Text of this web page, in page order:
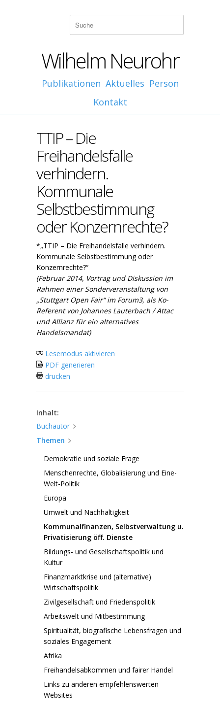
Wilhelm Neurohr
Publikationen Aktuelles Person
Kontakt
TTIP – Die
Freihandelsfalle
verhindern.
Kommunale
Selbstbestimmung
oder Konzernrechte?
*„TTIP – Die Freihandelsfalle verhindern.
Kommunale Selbstbestimmung oder
Konzernrechte?“
(Februar 2014, Vortrag und Diskussion im
Rahmen einer Sonderveranstaltung von
„Stuttgart Open Fair“ im Forum3, als Ko-
Referent von Johannes Lauterbach / Attac
und Allianz für ein alternatives
Handelsmandat)
Lesemodus aktivieren
PDF generieren
drucken
Inhalt:
Buchautor
Themen
Demokratie und soziale Frage
Menschenrechte, Globalisierung und Eine-
Welt-Politik
Europa
Umwelt und Nachhaltigkeit
Kommunalfinanzen, Selbstverwaltung u.
Privatisierung öff. Dienste
Bildungs- und Gesellschaftspolitik und
Kultur
Finanzmarktkrise und (alternative)
Wirtschaftspolitik
Zivilgesellschaft und Friedenspolitik
Arbeitswelt und Mitbestimmung
Spiritualität, biografische Lebensfragen und
soziales Engagement
Afrika
Freihandelsabkommen und fairer Handel
Links zu anderen empfehlenswerten
Websites